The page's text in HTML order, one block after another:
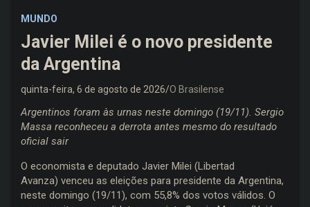
MUNDO
Javier Milei é o novo presidente
da Argentina
quinta-feira, 6 de agosto de 2026 O Brasilense
Argentinos foram às urnas neste domingo (19/11). Sergio
Massa reconheceu a derrota antes mesmo do resultado
oficial sair
O economista e deputado Javier Milei (Libertad
Avanza) venceu as eleições para presidente da Argentina,
neste domingo (19/11), com 55,8% dos votos válidos. O